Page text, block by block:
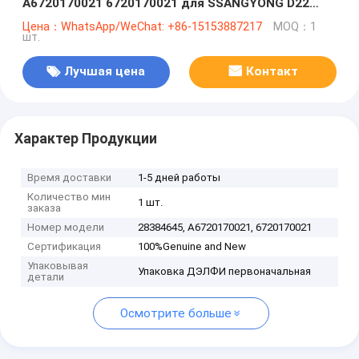
A6720170021 6720170021 для SSANGYONG D22
EURO 6
Цена：WhatsApp/WeChat: +86-15153887217 MOQ：1
шт.
Лучшая цена Контакт
Характер Продукции
Время доставки
1-5 дней работы
Количество мин
заказа
1 шт.
Номер модели
28384645, А6720170021, 6720170021
Сертификация
100%Genuine and New
Упаковывая
детали
Упаковка ДЭЛФИ первоначальная
Осмотрите больше